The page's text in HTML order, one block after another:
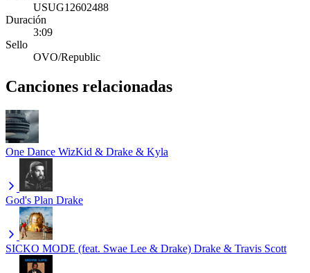
USUG12602488
Duración
3:09
Sello
OVO/Republic
Canciones relacionadas
One Dance WizKid & Drake & Kyla
God's Plan Drake
SICKO MODE (feat. Swae Lee & Drake) Drake & Travis Scott